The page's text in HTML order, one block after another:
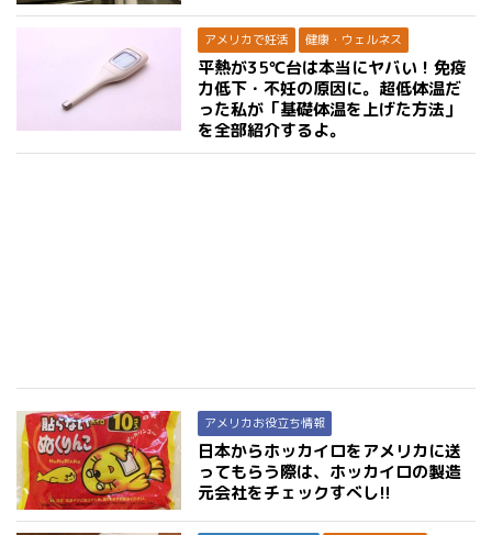
アメリカで妊活 健康・ウェルネス
平熱が35℃台は本当にヤバい！免疫
力低下・不妊の原因に。超低体温だ
った私が「基礎体温を上げた方法」
を全部紹介するよ。
アメリカお役立ち情報
日本からホッカイロをアメリカに送
ってもらう際は、ホッカイロの製造
元会社をチェックすべし!!